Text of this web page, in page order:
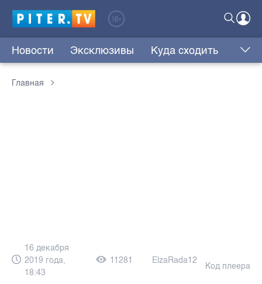
Новости Эксклюзивы Куда сходить
Главная
16 декабря
2019 года,
18:43
11281 ElzaRada12
Код плеера